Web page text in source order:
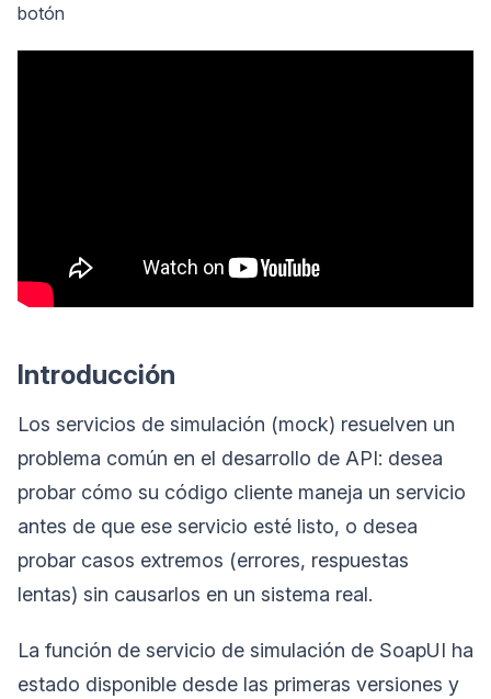
botón
Introducción
Los servicios de simulación (mock) resuelven un
problema común en el desarrollo de API: desea
probar cómo su código cliente maneja un servicio
antes de que ese servicio esté listo, o desea
probar casos extremos (errores, respuestas
lentas) sin causarlos en un sistema real.
La función de servicio de simulación de SoapUI ha
estado disponible desde las primeras versiones y